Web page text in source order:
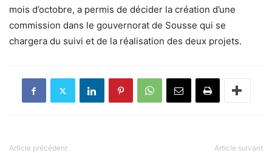
mois d’octobre, a permis de décider la création d’une
commission dans le gouvernorat de Sousse qui se
chargera du suivi et de la réalisation des deux projets.
Article précédent Article suivant